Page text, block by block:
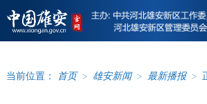
当前位置： 首页 > 雄安新闻 > 最新播报 >